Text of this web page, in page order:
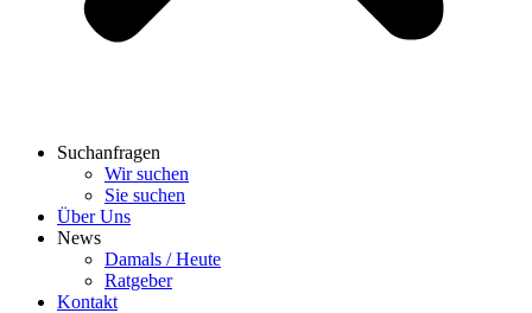
Suchanfragen
Wir suchen
Sie suchen
Über Uns
News
Damals / Heute
Ratgeber
Kontakt